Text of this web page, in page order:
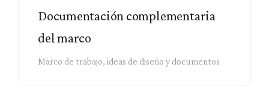
Documentación complementaria
del marco
Marco de trabajo, ideas de diseño y documentos